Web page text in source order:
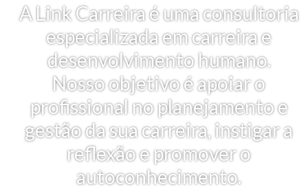
A Link Carreira é uma consultoria
especializada em carreira e
desenvolvimento humano.
Nosso objetivo é apoiar o
profissional no planejamento e
gestão da sua carreira, instigar a
reflexão e promover o
autoconhecimento.